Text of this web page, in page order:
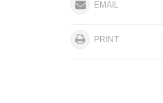
EMAIL
PRINT